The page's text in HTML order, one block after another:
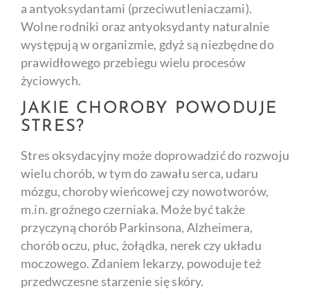
a antyoksydantami (przeciwutleniaczami).
Wolne rodniki oraz antyoksydanty naturalnie
występują w organizmie, gdyż są niezbędne do
prawidłowego przebiegu wielu procesów
życiowych.
JAKIE CHOROBY POWODUJE
STRES?
Stres oksydacyjny może doprowadzić do rozwoju
wielu chorób, w tym do zawału serca, udaru
mózgu, choroby wieńcowej czy nowotworów,
m.in. groźnego czerniaka. Może być także
przyczyną chorób Parkinsona, Alzheimera,
chorób oczu, płuc, żołądka, nerek czy układu
moczowego. Zdaniem lekarzy, powoduje też
przedwczesne starzenie się skóry.